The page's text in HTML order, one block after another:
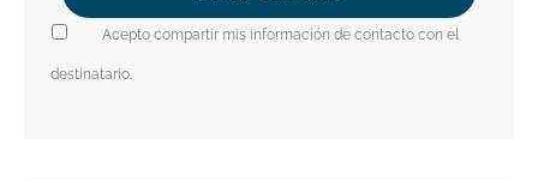
Acepto compartir mis información de contacto con el
destinatario.